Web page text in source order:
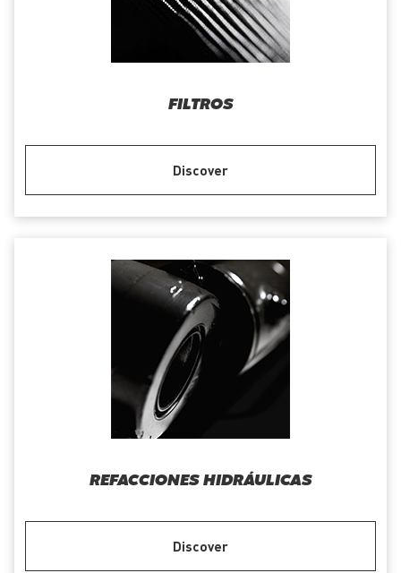
FILTROS
Discover
REFACCIONES HIDRÁULICAS
Discover